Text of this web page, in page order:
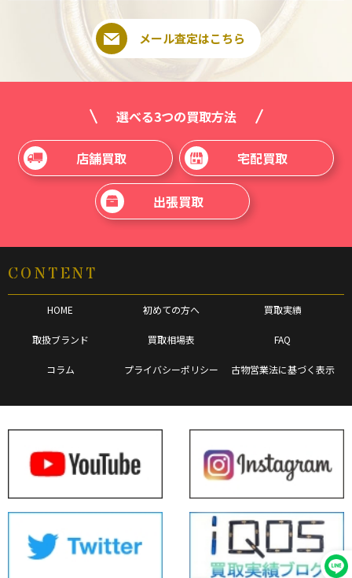
メール査定はこちら
選べる3つの買取方法
店舗買取 宅配買取
出張買取
CONTENT
HOME 初めての方へ 買取実績
取扱ブランド 買取相場表 FAQ
コラム プライバシーポリシー 古物営業法に基づく表示